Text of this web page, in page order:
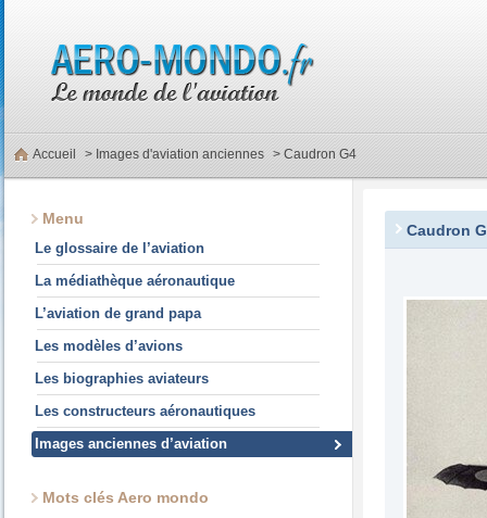
Accueil > Images d'aviation anciennes > Caudron G4
Menu
Le glossaire de l’aviation
La médiathèque aéronautique
L’aviation de grand papa
Les modèles d’avions
Les biographies aviateurs
Les constructeurs aéronautiques
Images anciennes d’aviation
Mots clés Aero mondo
Caudron